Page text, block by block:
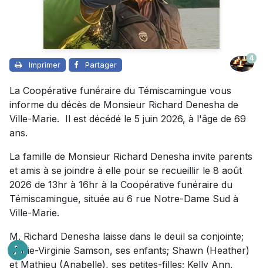
Imprimer Partager
4
La Coopérative funéraire du Témiscamingue vous
informe du décès de Monsieur Richard Denesha de
Ville-Marie. Il est décédé le 5 juin 2026, à l'âge de 69
ans.
La famille de Monsieur Richard Denesha invite parents
et amis à se joindre à elle pour se recueillir le 8 août
2026 de 13hr à 16hr à la Coopérative funéraire du
Témiscamingue, située au 6 rue Notre-Dame Sud à
Ville-Marie.
M. Richard Denesha laisse dans le deuil sa conjointe;
Marie-Virginie Samson, ses enfants; Shawn (Heather)
et Mathieu (Anabelle), ses petites-filles; Kelly Ann,